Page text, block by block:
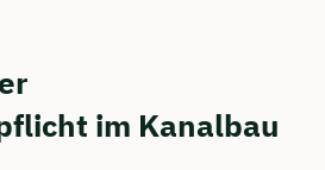
im Kanalbau